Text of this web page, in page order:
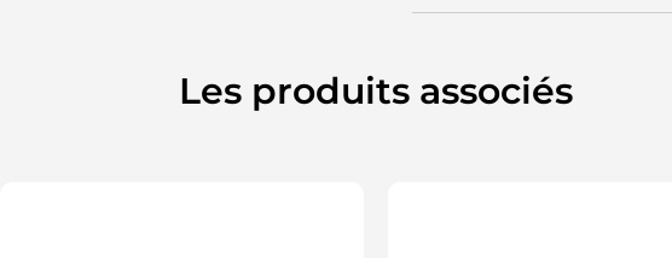
Les produits associés